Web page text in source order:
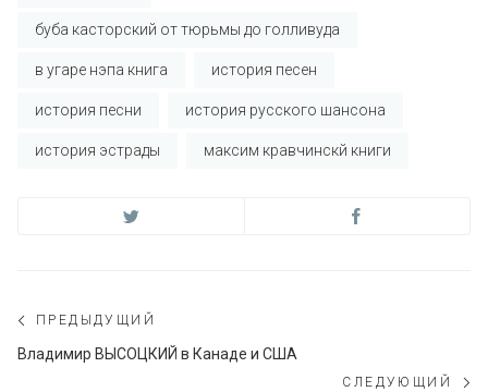
буба касторский от тюрьмы до голливуда
в угаре нэпа книга история песен
история песни история русского шансона
история эстрады максим кравчинскй книги
Навигация
по
ПРЕДЫДУЩИЙ
Предыдущий
Владимир ВЫСОЦКИЙ в Канаде и США
СЛЕДУЮЩИЙ